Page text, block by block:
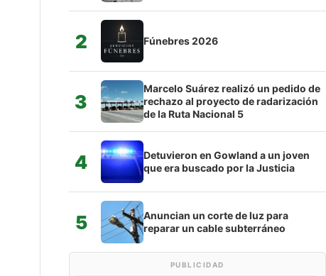
2 Fúnebres 2026
3
Marcelo Suárez realizó un pedido de
rechazo al proyecto de radarización
de la Ruta Nacional 5
4
Detuvieron en Gowland a un joven
que era buscado por la Justicia
5
Anuncian un corte de luz para
reparar un cable subterráneo
PUBLICIDAD